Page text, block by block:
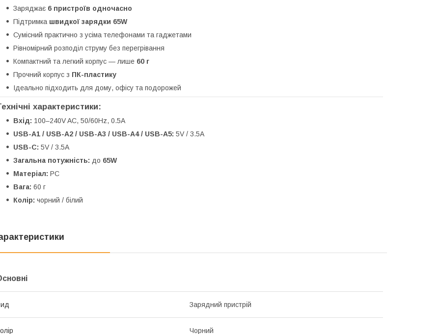
Заряджає 6 пристроїв одночасно
Підтримка швидкої зарядки 65W
Сумісний практично з усіма телефонами та гаджетами
Рівномірний розподіл струму без перегрівання
Компактний та легкий корпус — лише 60 г
Прочний корпус з ПК-пластику
Ідеально підходить для дому, офісу та подорожей
характеристики:
Вхід: 100–240V AC, 50/60Hz, 0.5A
USB-A1 / USB-A2 / USB-A3 / USB-A4 / USB-A5: 5V / 3.5A
USB-C: 5V / 3.5A
Загальна потужність: до 65W
Матеріал: PC
Вага: 60 г
Колір: чорний / білий
Зарядний пристрій
Чорний